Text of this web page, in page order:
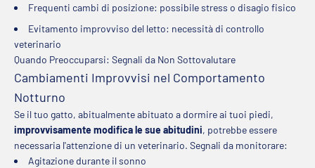
Frequenti cambi di posizione: possibile stress o disagio fisico
Evitamento improvviso del letto: necessità di controllo
veterinario
Quando Preoccuparsi: Segnali da Non Sottovalutare
Cambiamenti Improvvisi nel Comportamento
Notturno
Se il tuo gatto, abitualmente abituato a dormire ai tuoi piedi,
improvvisamente modifica le sue abitudini, potrebbe essere
necessaria l'attenzione di un veterinario. Segnali da monitorare:
Agitazione durante il sonno